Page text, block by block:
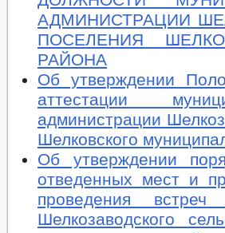
АДМИНИСТРАЦИИ
ПОСЕЛЕНИЯ
РАЙОНА
Об утверждении
аттестации
администрации
Шелковского
Об утверждении
отведенных мест и
проведения
Шелкозаводского